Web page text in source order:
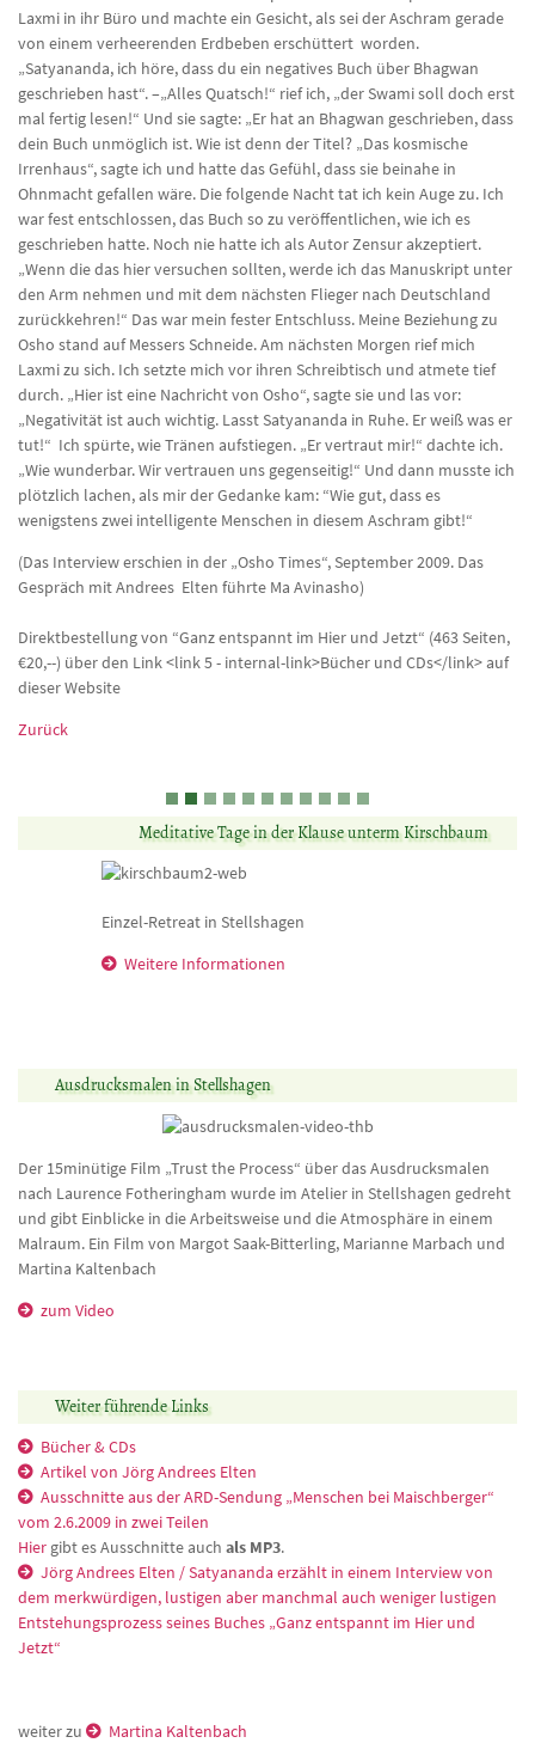
Laxmi in ihr Büro und machte ein Gesicht, als sei der Aschram gerade
von einem verheerenden Erdbeben erschüttert worden.
„Satyananda, ich höre, dass du ein negatives Buch über Bhagwan
geschrieben hast“. –„Alles Quatsch!“ rief ich, „der Swami soll doch erst
mal fertig lesen!“ Und sie sagte: „Er hat an Bhagwan geschrieben, dass
dein Buch unmöglich ist. Wie ist denn der Titel? „Das kosmische
Irrenhaus“, sagte ich und hatte das Gefühl, dass sie beinahe in
Ohnmacht gefallen wäre. Die folgende Nacht tat ich kein Auge zu. Ich
war fest entschlossen, das Buch so zu veröffentlichen, wie ich es
geschrieben hatte. Noch nie hatte ich als Autor Zensur akzeptiert.
„Wenn die das hier versuchen sollten, werde ich das Manuskript unter
den Arm nehmen und mit dem nächsten Flieger nach Deutschland
zurückkehren!“ Das war mein fester Entschluss. Meine Beziehung zu
Osho stand auf Messers Schneide. Am nächsten Morgen rief mich
Laxmi zu sich. Ich setzte mich vor ihren Schreibtisch und atmete tief
durch. „Hier ist eine Nachricht von Osho“, sagte sie und las vor:
„Negativität ist auch wichtig. Lasst Satyananda in Ruhe. Er weiß was er
tut!“ Ich spürte, wie Tränen aufstiegen. „Er vertraut mir!“ dachte ich.
„Wie wunderbar. Wir vertrauen uns gegenseitig!“ Und dann musste ich
plötzlich lachen, als mir der Gedanke kam: “Wie gut, dass es
wenigstens zwei intelligente Menschen in diesem Aschram gibt!“
(Das Interview erschien in der „Osho Times“, September 2009. Das
Gespräch mit Andrees Elten führte Ma Avinasho)
Direktbestellung von “Ganz entspannt im Hier und Jetzt“ (463 Seiten,
€20,--) über den Link <link 5 - internal-link>Bücher und CDs</link> auf
dieser Website
Zurück
Meditative Tage in der Klause unterm Kirschbaum
Einzel-Retreat in Stellshagen
Weitere Informationen
Ausdrucksmalen in Stellshagen
nach Laurence Fotheringham wurde im Atelier in Stellshagen gedreht
und gibt Einblicke in die Arbeitsweise und die Atmosphäre in einem
Malraum. Ein Film von Margot Saak-Bitterling, Marianne Marbach und
Martina Kaltenbach
Artikel von Jörg Andrees Elten
Ausschnitte aus der ARD-Sendung „Menschen bei Maischberger“
vom 2.6.2009 in zwei Teilen
Hiergibt es Ausschnitte auch
Jörg Andrees Elten / Satyananda erzählt in einem Interview von
dem merkwürdigen, lustigen aber manchmal auch weniger lustigen
Entstehungsprozess seines Buches „Ganz entspannt im Hier und
Jetzt“